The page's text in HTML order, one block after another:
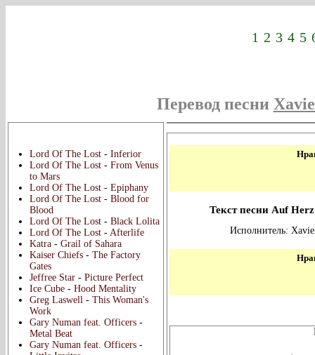
1 2 3 4 5
Перевод песни
Lord Of The Lost - Inferior
Lord Of The Lost - From Venus
to Mars
Lord Of The Lost - Epiphany
Lord Of The Lost - Blood for
Blood
Lord Of The Lost - Black Lolita
Lord Of The Lost - Afterlife
Katra - Grail of Sahara
Kaiser Chiefs - The Factory
Gates
Jeffree Star - Picture Perfect
Ice Cube - Hood Mentality
Greg Laswell - This Woman's
Work
Gary Numan feat. Officers -
Metal Beat
Gary Numan feat. Officers -
Текст песни Auf
Исполнитель: